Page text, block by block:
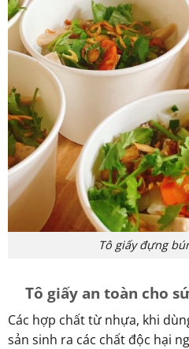
Tô giấy đựng
Tô giấy an toàn cho
Các hợp chất từ nhựa, khi
sản sinh ra các chất độc hại